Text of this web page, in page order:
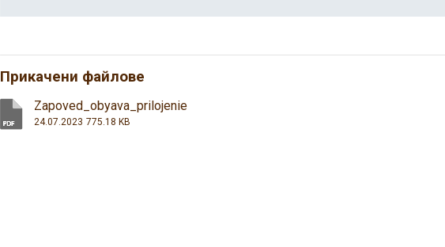
Прикачени файлове
Zapoved_obyava_prilojenie
24.07.2023 775.18 KB